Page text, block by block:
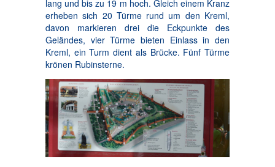
lang und bis zu 19 m hoch. Gleich einem Kranz
erheben sich 20 Türme rund um den Kreml,
davon markieren drei die Eckpunkte des
Geländes, vier Türme bieten Einlass in den
Kreml, ein Turm dient als Brücke. Fünf Türme
krönen Rubinsterne.